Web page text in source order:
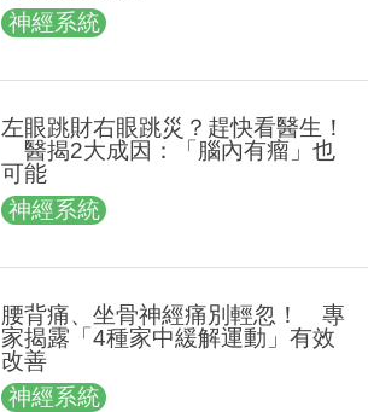
神經系統
左眼跳財右眼跳災？趕快看醫生！
醫揭2大成因：「腦內有瘤」也
可能
神經系統
腰背痛、坐骨神經痛別輕忽！ 專
家揭露「4種家中緩解運動」有效
改善
神經系統